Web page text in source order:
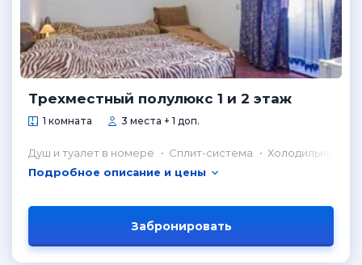
Трехместный полулюкс 1 и 2 этаж
1 комната 3 места + 1 доп.
Душ и туалет в номере Сплит-система
Холодильник в
Подробное описание и цены
Забронировать